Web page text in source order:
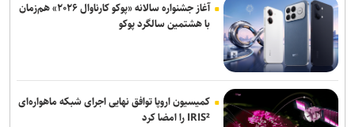
آغاز جشنواره سالانه «پوکو کارناوال ۲۰۲۶» هم‌زمان
با هشتمین سالگرد پوکو
کمیسیون اروپا توافق نهایی اجرای شبکه ماهواره‌ای
IRIS² را امضا کرد